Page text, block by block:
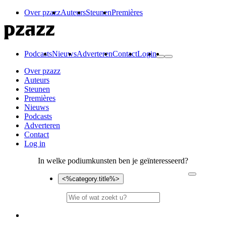
Over pzazzAuteursSteunenPremières
PodcastsNieuwsAdverterenContactLogin
Over pzazz
Auteurs
Steunen
Premières
Nieuws
Podcasts
Adverteren
Contact
Log in
In welke podiumkunsten ben je geïnteresseerd?
<%category.title%>